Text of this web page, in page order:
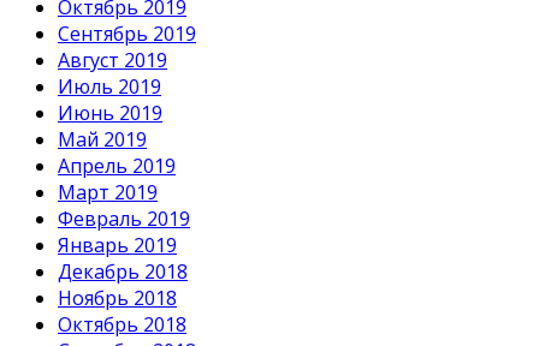
Октябрь 2019
Сентябрь 2019
Август 2019
Июль 2019
Июнь 2019
Май 2019
Апрель 2019
Март 2019
Февраль 2019
Январь 2019
Декабрь 2018
Ноябрь 2018
Октябрь 2018